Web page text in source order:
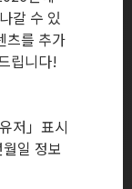
갈 수 있
츠를 추가
립니다!
저」표시
일 정보